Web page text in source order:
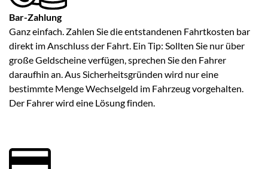
Bar-Zahlung
Ganz einfach. Zahlen Sie die entstandenen Fahrtkosten bar
direkt im Anschluss der Fahrt. Ein Tip: Sollten Sie nur über
große Geldscheine verfügen, sprechen Sie den Fahrer
daraufhin an. Aus Sicherheitsgründen wird nur eine
bestimmte Menge Wechselgeld im Fahrzeug vorgehalten.
Der Fahrer wird eine Lösung finden.